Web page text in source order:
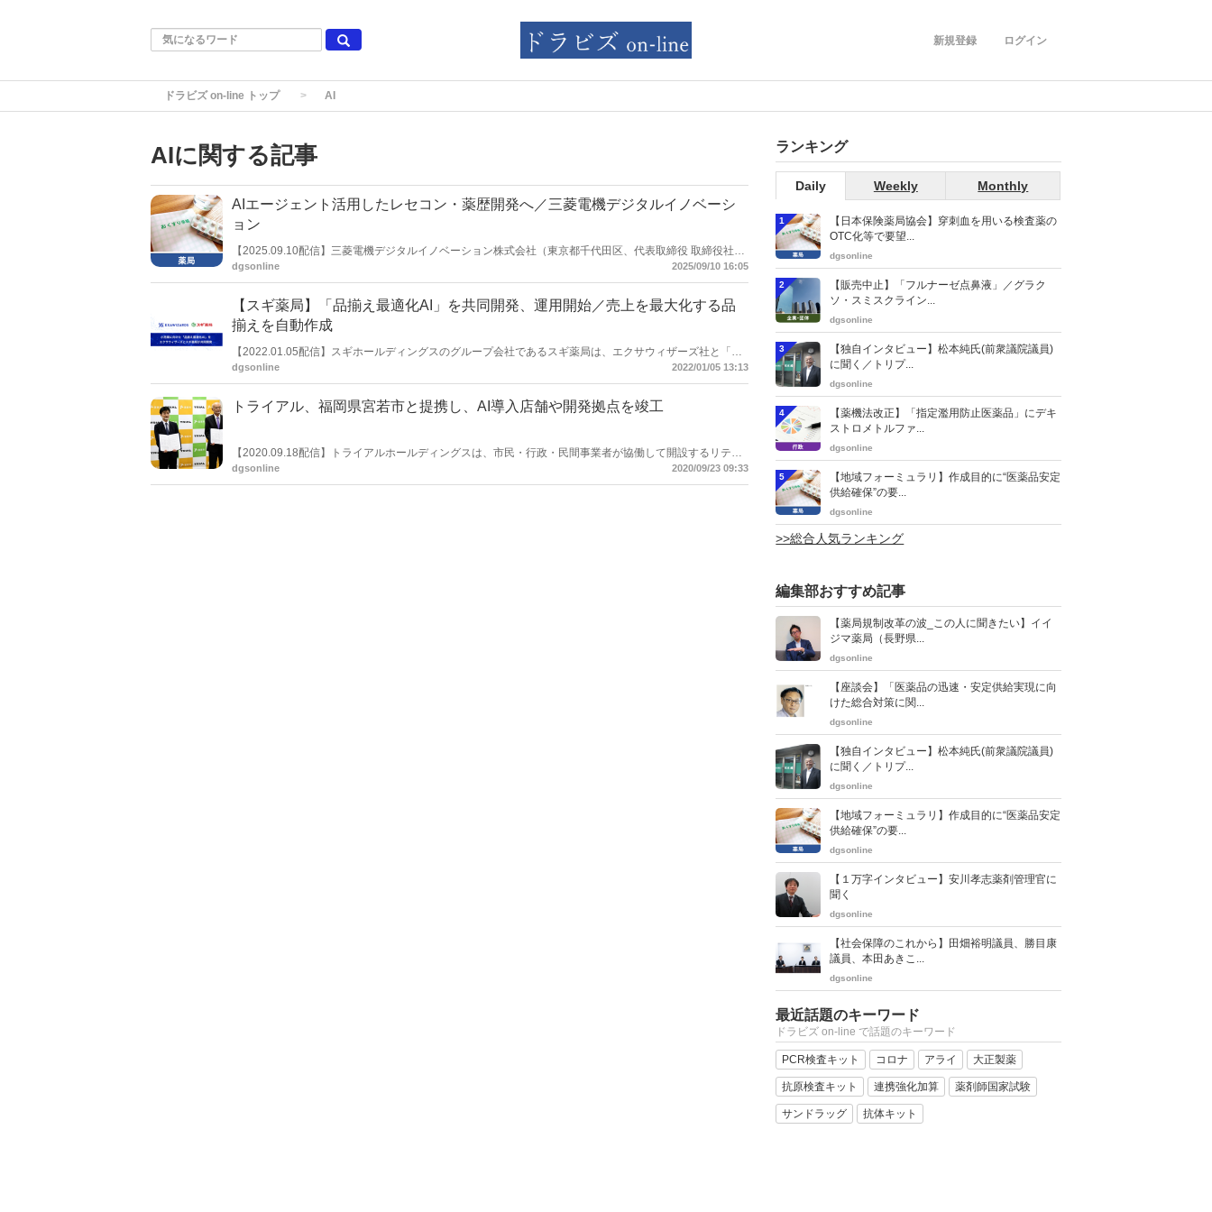
ログイン
新規登録
ドラビズ on-line トップ AI
AIに関する記事
AIエージェント活用したレセコン・薬歴開発へ／三菱電機デジタルイノベーシ
ョン
【2025.09.10配信】三菱電機デジタルイノベーション株式会社（東京都千代田区、代表取締役 取締役社
長：武田 聡氏）は、「AI エージェントが生みだす新たな薬局体験」をコンセプトとし、レセプトコンピュ
薬剤師会学術大会」に参考出展する予定。
dgsonline 2025/09/10 16:05
【スギ薬局】「品揃え最適化AI」を共同開発、運用開始／売上を最大化する品
揃えを自動作成
【2022.01.05配信】スギホールディングスのグループ会社であるスギ薬局は、エクサウィザーズ社と「品
揃え最適化AI」を共同開発し、運用を開始した。
dgsonline 2022/01/05 13:13
トライアル、福岡県宮若市と提携し、AI導入店舗や開発拠点を竣工
【2020.09.18配信】トライアルホールディングスは、市⺠・⾏政・⺠間事業者が協働して開設するリテー
ルAI 開発拠点「リモートワークタウン ムスブ宮若」の構想を発表した。同社と福岡県宮若市が連携協定を
dgsonline 2020/09/23 09:33
ランキング
Daily Weekly Monthly
1
【日本保険薬局協会】穿刺血を用いる検査薬の
OTC化等で要望...
dgsonline
2
【販売中止】「フルナーゼ点鼻液」／グラク
ソ・スミスクライン...
dgsonline
3
【独自インタビュー】松本純氏(前衆議院議員)
に聞く／トリプ...
dgsonline
4
【薬機法改正】「指定濫用防止医薬品」にデキ
ストロメトルファ...
dgsonline
5
【地域フォーミュラリ】作成目的に“医薬品安定
供給確保”の要...
dgsonline
>>総合人気ランキング
編集部おすすめ記事
【薬局規制改革の波_この人に聞きたい】イイ
ジマ薬局（長野県...
dgsonline
【座談会】「医薬品の迅速・安定供給実現に向
けた総合対策に関...
dgsonline
【独自インタビュー】松本純氏(前衆議院議員)
に聞く／トリプ...
dgsonline
【地域フォーミュラリ】作成目的に“医薬品安定
供給確保”の要...
dgsonline
【１万字インタビュー】安川孝志薬剤管理官に
聞く
dgsonline
【社会保障のこれから】田畑裕明議員、勝目康
議員、本田あきこ...
dgsonline
最近話題のキーワード
ドラビズ on-line で話題のキーワード
PCR検査キット コロナ アライ 大正製薬
抗原検査キット 連携強化加算 薬剤師国家試験
サンドラッグ 抗体キット